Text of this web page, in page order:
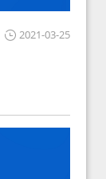
2021-03-25